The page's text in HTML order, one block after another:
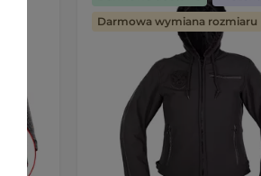
Darmowa wymiana rozmiaru